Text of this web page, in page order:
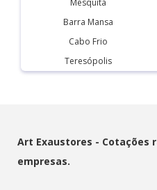
Barra Mansa
Cabo Frio
Teresópolis
Art Exaustores - Cotações
empresas.